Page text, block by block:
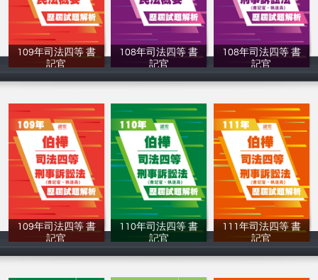
109年司法四等 書
記官
讀家補習班
108年司法四等 書
記官
讀家補習班
108年司法四等 書
記官
讀家補習班
109年司法四等 書
記官
讀家補習班
110年司法四等 書
記官
讀家補習班
111年司法四等 書
記官
讀家補習班